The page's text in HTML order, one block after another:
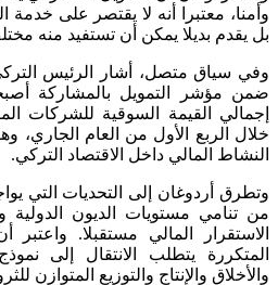
وأمنا، معتبرا أنه لا يقتصر على
بل يقدم بديلا يمكن أن تستفيد منه
وفي سياق متصل، أشار الرئيس
إجمالي القيمة السوقية للشركات
خلال الربع الأول من العام الجاري،
النشاط المالي داخل الاقتصاد التركي.
وتطرق أردوغان إلى التحديات التي
من تنامي مستويات الديون
الاستقرار المالي مستقبلا. واعتبر
المتكررة يتطلب الانتقال إلى
والأخلاق والإنتاج والتوزيع المتوازن